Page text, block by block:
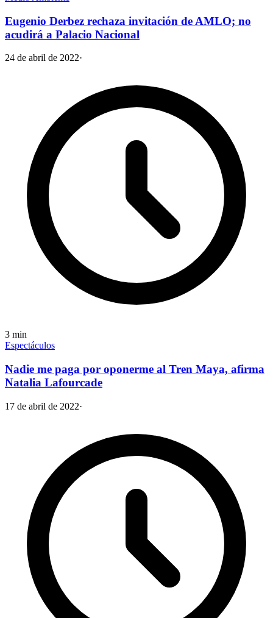
Eugenio Derbez rechaza invitación de AMLO; no
acudirá a Palacio Nacional
24 de abril de 2022·
3 min
Espectáculos
Nadie me paga por oponerme al Tren Maya, afirma
Natalia Lafourcade
17 de abril de 2022·